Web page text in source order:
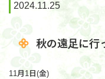
2024.11.25
秋の遠足に行
11月1日(金)